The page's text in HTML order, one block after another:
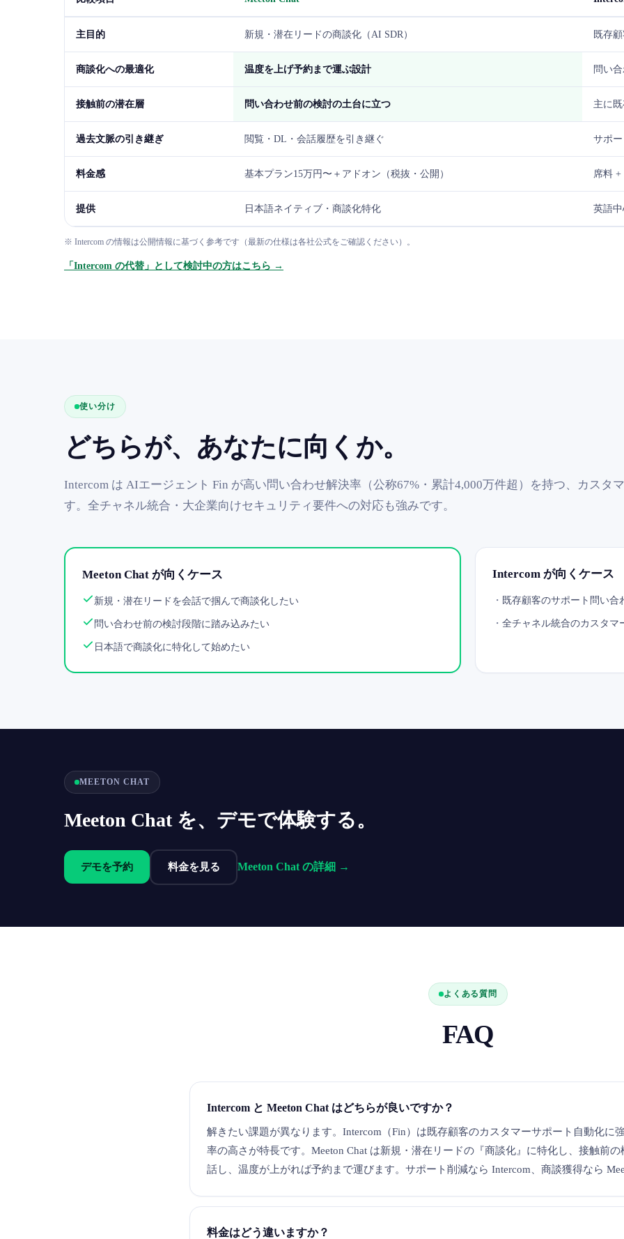
主目的 新規・潜在リードの商談化（AI SDR） 既存
商談化への最適化 温度を上げ予約まで運ぶ設計 問い
接触前の潜在層 問い合わせ前の検討の土台に立つ 主に
過去文脈の引き継ぎ 閲覧・DL・会話履歴を引き継ぐ サポ
料金感 基本プラン15万円〜＋アドオン（税抜・公開） 席料 +
提供 日本語ネイティブ・商談化特化 英語
※ Intercom の情報は公開情報に基づく参考です（最新の仕様は各社公式をご確認ください）。
「Intercom の代替」として検討中の方はこちら →
使い分け
どちらが、あなたに向くか。
Intercom は AIエージェント Fin が高い問い合わせ解決率（公称67%・累計4,000万件超）を持つ、カスタ
す。全チャネル統合・大企業向けセキュリティ要件への対応も強みです。
Meeton Chat が向くケース
新規・潜在リードを会話で掴んで商談化したい
問い合わせ前の検討段階に踏み込みたい
日本語で商談化に特化して始めたい
Intercom が向くケース
・ 既存顧客のサポート問い
・ 全チャネル統合のカスタマ
MEETON CHAT
Meeton Chat を、デモで体験する。
デモを予約 料金を見る Meeton Chat の詳細 →
よくある質問
FAQ
Intercom と Meeton Chat はどちらが良いですか？
解きたい課題が異なります。Intercom（Fin）は既存顧客のカスタマーサポート自動化に
率の高さが特長です。Meeton Chat は新規・潜在リードの『商談化』に特化し、接触前
話し、温度が上がれば予約まで運びます。サポート削減なら Intercom、商談獲得なら
料金はどう違いますか？